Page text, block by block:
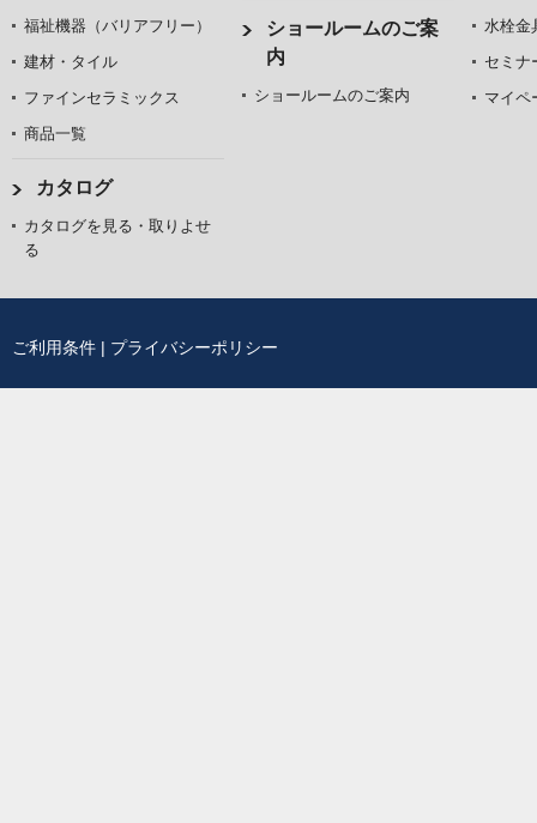
福祉機器（バリアフリー）
建材・タイル
ファインセラミックス
商品一覧
カタログ
カタログを見る・取りよせ
る
ショールームのご案
内
ショールームのご案内
水栓金
セミナ
マイペ
ご利用条件 | プライバシーポリシー